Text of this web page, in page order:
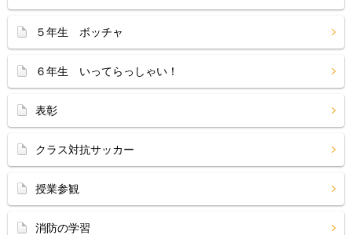
５年生 ボッチャ
６年生 いってらっしゃい！
表彰
クラス対抗サッカー
授業参観
消防の学習